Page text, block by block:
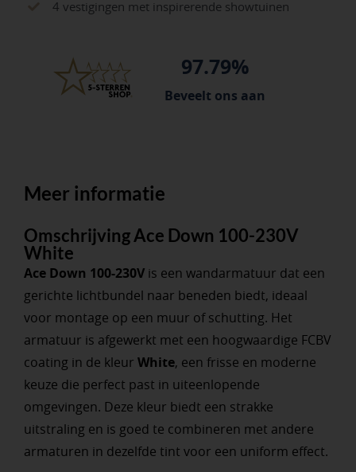
4 vestigingen met inspirerende showtuinen
97.79%
Beveelt ons aan
Meer informatie
Omschrijving Ace Down 100-230V
White
Ace Down 100-230Vis een wandarmatuur dat een
gerichte lichtbundel naar beneden biedt, ideaal
voor montage op een muur of schutting. Het
armatuur is afgewerkt met een hoogwaardige FCBV
coating in de kleur White, een frisse en moderne
keuze die perfect past in uiteenlopende
omgevingen. Deze kleur biedt een strakke
uitstraling en is goed te combineren met andere
armaturen in dezelfde tint voor een uniform effect.